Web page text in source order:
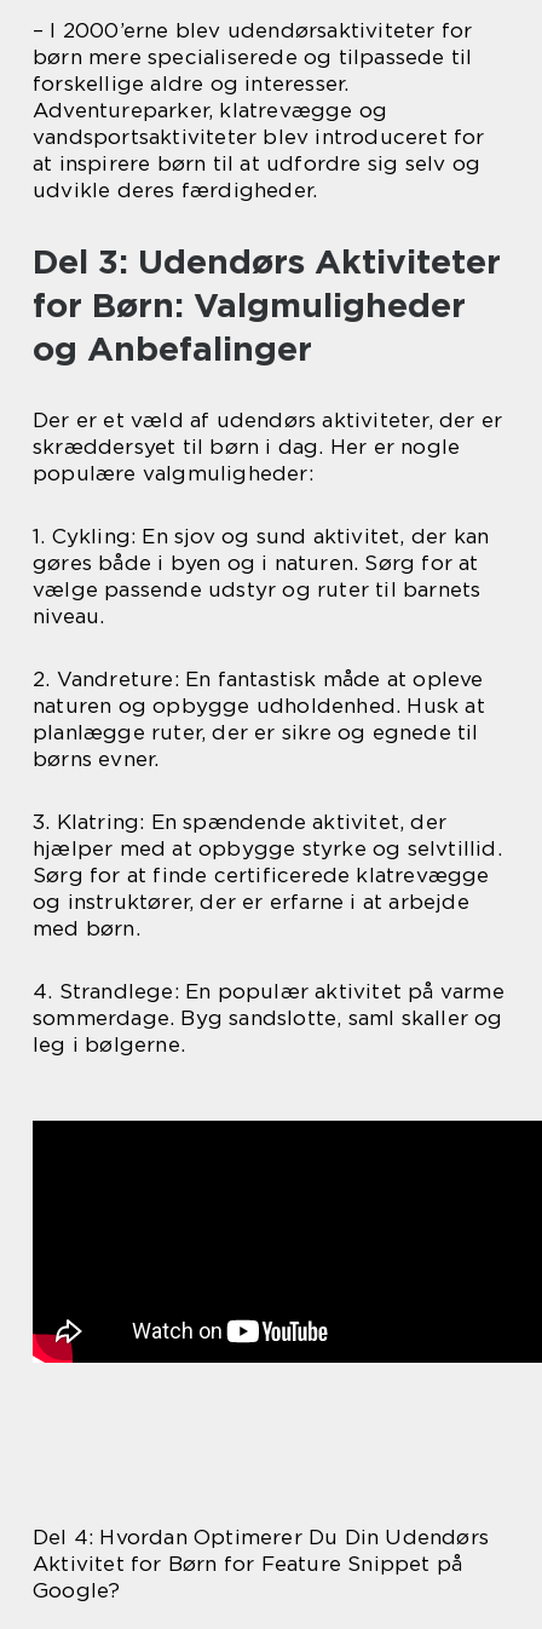
– I 2000’erne blev udendørsaktiviteter for
børn mere specialiserede og tilpassede til
forskellige aldre og interesser.
Adventureparker, klatrevægge og
vandsportsaktiviteter blev introduceret for
at inspirere børn til at udfordre sig selv og
udvikle deres færdigheder.
Del 3: Udendørs Aktiviteter
for Børn: Valgmuligheder
og Anbefalinger
Der er et væld af udendørs aktiviteter, der er
skræddersyet til børn i dag. Her er nogle
populære valgmuligheder:
1. Cykling: En sjov og sund aktivitet, der kan
gøres både i byen og i naturen. Sørg for at
vælge passende udstyr og ruter til barnets
niveau.
2. Vandreture: En fantastisk måde at opleve
naturen og opbygge udholdenhed. Husk at
planlægge ruter, der er sikre og egnede til
børns evner.
3. Klatring: En spændende aktivitet, der
hjælper med at opbygge styrke og selvtillid.
Sørg for at finde certificerede klatrevægge
og instruktører, der er erfarne i at arbejde
med børn.
4. Strandlege: En populær aktivitet på varme
sommerdage. Byg sandslotte, saml skaller og
leg i bølgerne.
Del 4: Hvordan Optimerer Du Din Udendørs
Aktivitet for Børn for Feature Snippet på
Google?